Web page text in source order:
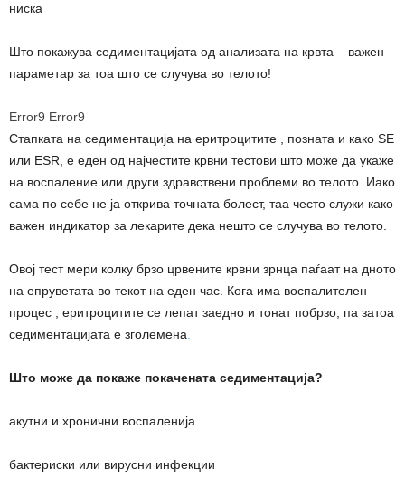
ниска
Што покажува седиментацијата од анализата на крвта – важен
параметар за тоа што се случува во телото!
Error9 Error9
Стапката на седиментација на еритроцитите , позната и како SE
или ESR, е еден од најчестите крвни тестови што може да укаже
на воспаление или други здравствени проблеми во телото. Иако
сама по себе не ја открива точната болест, таа често служи како
важен индикатор за лекарите дека нешто се случува во телото.
Овој тест мери колку брзо црвените крвни зрнца паѓаат на дното
на епруветата во текот на еден час. Кога има воспалителен
процес , еритроцитите се лепат заедно и тонат побрзо, па затоа
седиментацијата е зголемена.
Што може да покаже покачената седиментација?
акутни и хронични воспаленија
бактериски или вирусни инфекции